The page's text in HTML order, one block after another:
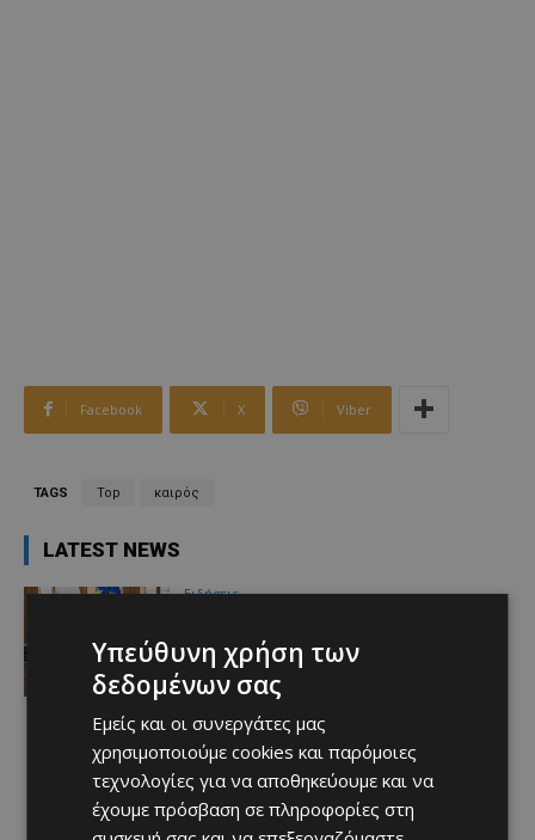
Facebook X Viber
TAGS Top καιρός
LATEST NEWS
Ειδήσεις
σήμερα τα νέα μέλη της Κυβέρνησης
– Ακολουθούν οι παραδόσεις
Υπουργείων
Υπεύθυνη χρήση των
δεδομένων σας
Εμείς και οι συνεργάτες μας
χρησιμοποιούμε cookies και παρόμοιες
τεχνολογίες για να αποθηκεύουμε και να
έχουμε πρόσβαση σε πληροφορίες στη